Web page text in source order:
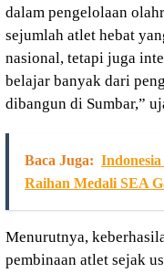
dalam pengelolaan
sejumlah atlet hebat
nasional, tetapi juga
belajar banyak dari
dibangun di Sumbar,”
Baca Juga:
Raihan Medali SEA
Menurutnya,
pembinaan atlet sejak